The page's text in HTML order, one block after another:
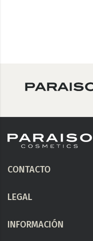
CONTACTO
LEGAL
INFORMACIÓN